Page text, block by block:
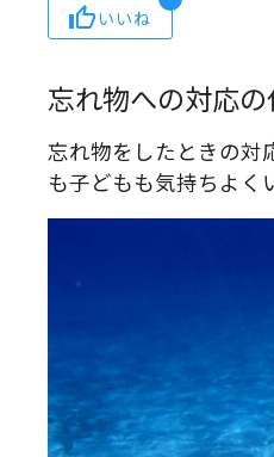
いいね
忘れ物への対応の
忘れ物をしたときの対
も子どもも気持ちよく